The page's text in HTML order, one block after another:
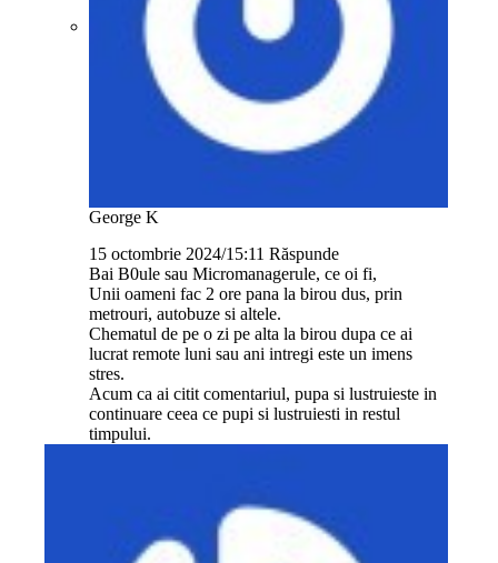
George K
15 octombrie 2024/15:11 Răspunde
Bai B0ule sau Micromanagerule, ce oi fi,
Unii oameni fac 2 ore pana la birou dus, prin
metrouri, autobuze si altele.
Chematul de pe o zi pe alta la birou dupa ce ai
lucrat remote luni sau ani intregi este un imens
stres.
Acum ca ai citit comentariul, pupa si lustruieste in
continuare ceea ce pupi si lustruiesti in restul
timpului.